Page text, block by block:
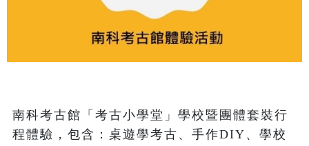
南科考古館「考古小學堂」學校暨團體套裝行
程體驗，包含：桌遊學考古、手作DIY、學校